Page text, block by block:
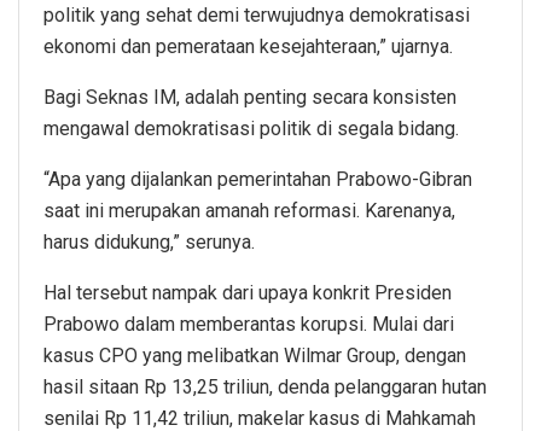
politik yang sehat demi terwujudnya demokratisasi
ekonomi dan pemerataan kesejahteraan,” ujarnya.
Bagi Seknas IM, adalah penting secara konsisten
mengawal demokratisasi politik di segala bidang.
“Apa yang dijalankan pemerintahan Prabowo-Gibran
saat ini merupakan amanah reformasi. Karenanya,
harus didukung,” serunya.
Hal tersebut nampak dari upaya konkrit Presiden
Prabowo dalam memberantas korupsi. Mulai dari
kasus CPO yang melibatkan Wilmar Group, dengan
hasil sitaan Rp 13,25 triliun, denda pelanggaran hutan
senilai Rp 11,42 triliun, makelar kasus di Mahkamah